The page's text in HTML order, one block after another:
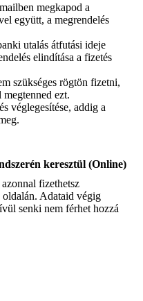
megkapod a
együtt, a megrendelés
utalás átfutási ideje
elindítása a fizetés
szükséges rögtön fizetni,
ezt.
véglegesítése, addig a
keresztül (Online)
fizethetsz
Adataid végig
senki nem férhet hozzá